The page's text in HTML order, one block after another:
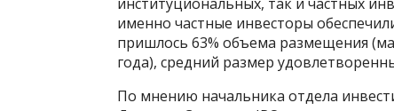
именно частные инвесторы
пришлось 63% объема размещения
года), средний размер
По мнению начальника отдела